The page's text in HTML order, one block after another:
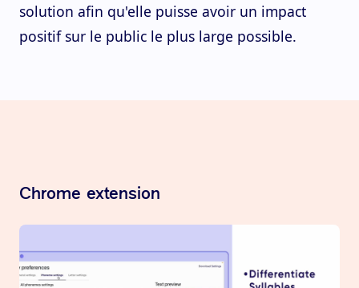
solution afin qu'elle puisse avoir un impact
positif sur le public le plus large possible.
Chrome extension